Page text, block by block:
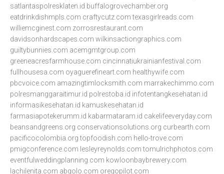
satlantaspolresklaten.id buffalogrovechamber.org
eatdrinkdishmpls.com craftycutz.com texasgirlreads.com
williemcginest.com zorrosrestaurant.com
davidsonhardscapes.com wilkinsactiongraphics.com
guiltybunnies.com acemgmtgroup.com
greeneacresfarmhouse.com cincinnatiukrainianfestival.com
fullhousesa.com oyaguerefineart.com healthywife.com
pbcvoice.com amazingtimlocksmith.com marrakechimmo.com
polresmanggaraitimur.id polrestoba.id infotentangkesehatan.id
informasikesehatan.id kamuskesehatan.id
farmasiapotekerumm.id kabarmataram.id cakelifeeveryday.com
beansandgreens.org conservationsolutions.org curbearth.com
pacificocolombia.org topfoodish.com hello-trove.com
pmigconference.com lesleyreynolds.com tomulrichphotos.com
eventfulweddingplanning.com kowloonbaybrewery.com
lachilenita.com abgolo.com oregopilot.com